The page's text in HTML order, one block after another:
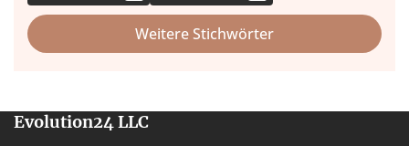
Weitere Stichwörter
Evolution24 LLC